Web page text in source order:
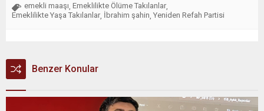
emekli maaşı Emeklilikte Ölüme Takılanlar
Emeklilikte Yaşa Takılanlar İbrahim şahin Yeniden Refah Partisi
Benzer Konular